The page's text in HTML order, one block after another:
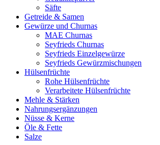
Säfte
Getreide & Samen
Gewürze und Churnas
MAE Churnas
Seyfrieds Churnas
Seyfrieds Einzelgewürze
Seyfrieds Gewürzmischungen
Hülsenfrüchte
Rohe Hülsenfrüchte
Verarbeitete Hülsenfrüchte
Mehle & Stärken
Nahrungsergänzungen
Nüsse & Kerne
Öle & Fette
Salze